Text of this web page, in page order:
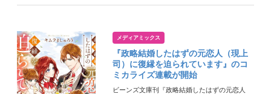
メディアミックス
『政略結婚したはずの元恋人（現上
司）に復縁を迫られています』のコ
ミカライズ連載が開始
ビーンズ文庫刊『政略結婚したはずの元恋人